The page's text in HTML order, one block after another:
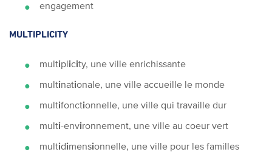
engagement
MULTIPLICITY
multiplicity, une ville enrichissante
multinationale, une ville accueille le monde
multifonctionnelle, une ville qui travaille dur
multi-environnement, une ville au coeur vert
multidimensionnelle, une ville pour les familles